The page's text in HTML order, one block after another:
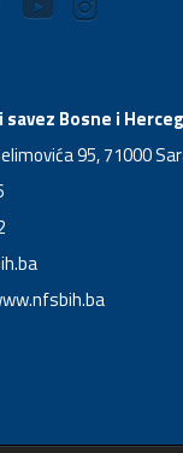
Bosne i
95, 71000